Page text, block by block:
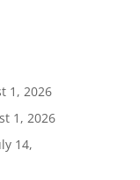
1, 2026
1, 2026
14,